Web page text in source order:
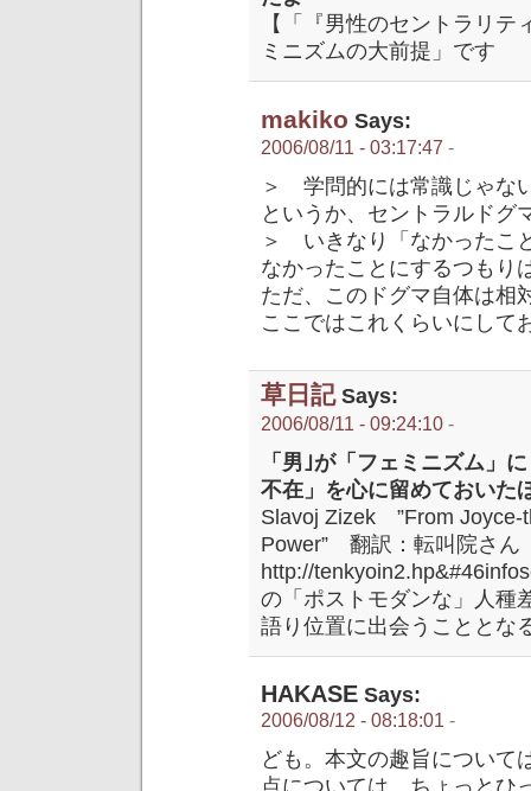
【「『男性のセントラリ
ミニズムの大前提」です
makiko Says:
2006/08/11 - 03:17:47 -
＞ 学問的には常識じゃな
というか、セントラルドグ
＞ いきなり「なかったこ
なかったことにするつもり
ただ、このドグマ自体は相
ここではこれくらいにして
草日記Says:
2006/08/11 - 09:24:10 -
「男｣が「フェミニズム」
不在」を心に留めておいた
Slavoj Zizek ”From Joyce-
Power” 翻訳：転叫院さん
http://
の「ポストモダンな」人種
語り位置に出会うことと
HAKASE Says:
2006/08/12 - 08:18:01 -
ども。本文の趣旨について
点については、ちょっとひ